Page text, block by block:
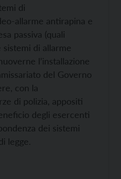
di
allarme antirapina e
passiva (quali
di allarme
l’installazione
del Governo
con la
di polizia, appositi
degli esercenti
dei sistemi
legge.